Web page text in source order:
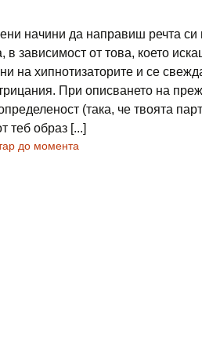
начини да направиш речта си
в зависимост от това, което
на хипнотизаторите и се
При описването на
(така, че твоята
теб образ [...]
до момента